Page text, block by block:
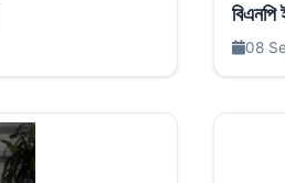
বিএনপি
08